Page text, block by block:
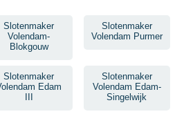
Slotenmaker
Volendam-
Blokgouw
Slotenmaker
Volendam Purmer
Slotenmaker
Edam
III
Slotenmaker
Volendam Edam-
Singelwijk